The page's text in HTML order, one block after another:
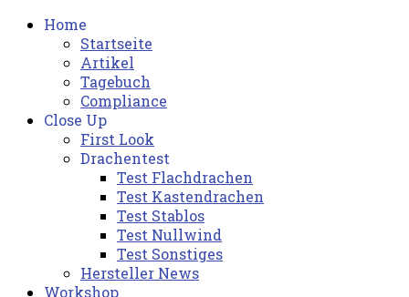
Home
Startseite
Artikel
Tagebuch
Compliance
Close Up
First Look
Drachentest
Test Flachdrachen
Test Kastendrachen
Test Stablos
Test Nullwind
Test Sonstiges
Hersteller News
Workshop